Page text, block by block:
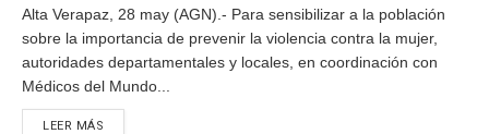
Alta Verapaz, 28 may (AGN).- Para sensibilizar a la población
sobre la importancia de prevenir la violencia contra la mujer,
autoridades departamentales y locales, en coordinación con
Médicos del Mundo...
LEER MÁS